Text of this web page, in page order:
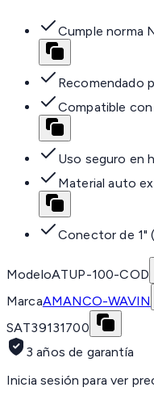
Cumple norma
Recomendado
Compatible
Uso seguro en
Material auto
Conector de 1"
ModeloATUP-100-COD
MarcaAMANCO-WAVIN
SAT39131700
3 años de garantía
Inicia sesión para ver